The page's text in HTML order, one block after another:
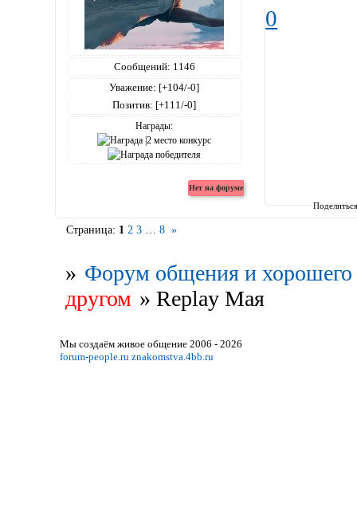
Сообщений: 1146
Уважение: [+104/-0]
Позитив: [+111/-0]
Награды:
0
Страница: 1 2 3 8 »
» Форум общения и хорошего
другом » Replay Мая
Мы создаём живое общение 2006 - 2026
forum-people.ru znakomstva.4bb.ru